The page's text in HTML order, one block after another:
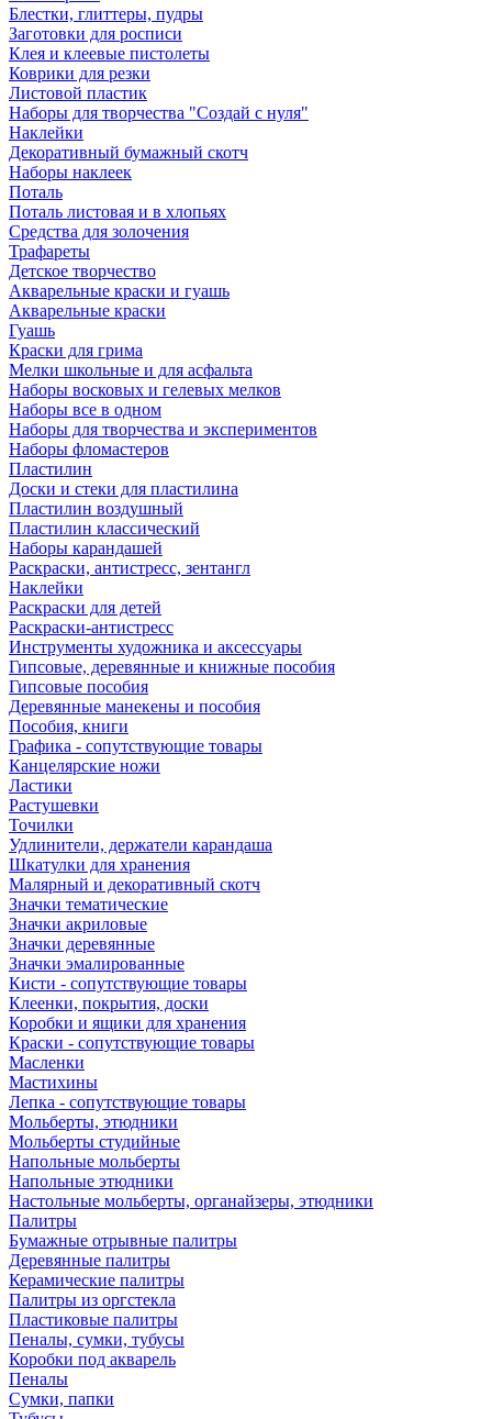
Блестки, глиттеры, пудры
Заготовки для росписи
Клея и клеевые пистолеты
Коврики для резки
Листовой пластик
Наборы для творчества "Создай с нуля"
Наклейки
Декоративный бумажный скотч
Наборы наклеек
Поталь
Поталь листовая и в хлопьях
Средства для золочения
Трафареты
Детское творчество
Акварельные краски и гуашь
Акварельные краски
Гуашь
Краски для грима
Мелки школьные и для асфальта
Наборы восковых и гелевых мелков
Наборы все в одном
Наборы для творчества и экспериментов
Наборы фломастеров
Пластилин
Доски и стеки для пластилина
Пластилин воздушный
Пластилин классический
Наборы карандашей
Раскраски, антистресс, зентангл
Наклейки
Раскраски для детей
Раскраски-антистресс
Инструменты художника и аксессуары
Гипсовые, деревянные и книжные пособия
Гипсовые пособия
Деревянные манекены и пособия
Пособия, книги
Графика - сопутствующие товары
Канцелярские ножи
Ластики
Растушевки
Точилки
Удлинители, держатели карандаша
Шкатулки для хранения
Малярный и декоративный скотч
Значки тематические
Значки акриловые
Значки деревянные
Значки эмалированные
Кисти - сопутствующие товары
Клеенки, покрытия, доски
Коробки и ящики для хранения
Краски - сопутствующие товары
Масленки
Мастихины
Лепка - сопутствующие товары
Мольберты, этюдники
Мольберты студийные
Напольные мольберты
Напольные этюдники
Настольные мольберты, органайзеры, этюдники
Палитры
Бумажные отрывные палитры
Деревянные палитры
Керамические палитры
Палитры из оргстекла
Пластиковые палитры
Пеналы, сумки, тубусы
Коробки под акварель
Пеналы
Сумки, папки